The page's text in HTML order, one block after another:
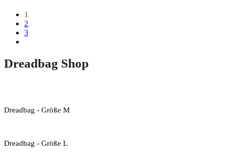
1
2
3
Dreadbag Shop
Dreadbag - Größe M
Dreadbag - Größe L